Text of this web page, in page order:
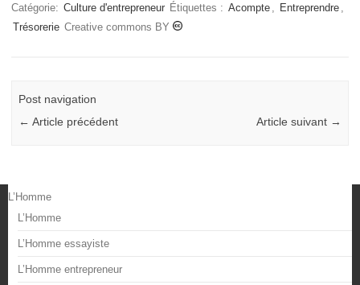
Catégorie: Culture d'entrepreneur Étiquettes : Acompte Entreprendre
Trésorerie Creative commons BY
Post navigation
← Article précédent Article suivant →
L’Homme
L’Homme
L’Homme essayiste
L’Homme entrepreneur